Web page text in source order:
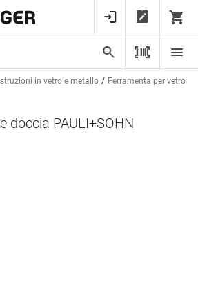
in vetro e metallo Ferramenta per vetro
doccia PAULI+SOHN